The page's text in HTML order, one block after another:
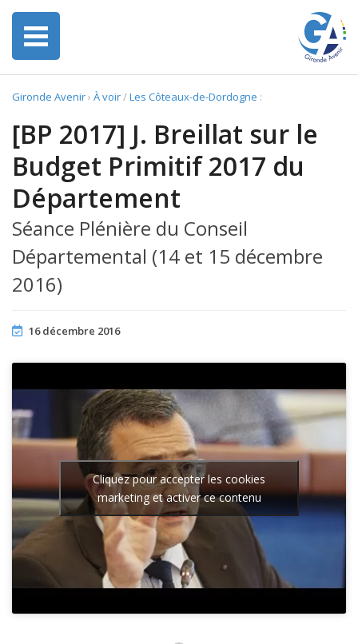
Gironde Avenir› À voir/Les Côteaux-de-Dordogne :
[BP 2017] J. Breillat sur le
Budget Primitif 2017 du
Département
Séance Plénière du Conseil
Départemental (14 et 15 décembre
2016)
16 décembre 2016
Cliquez pour accepter les cookies
marketing et activer ce contenu